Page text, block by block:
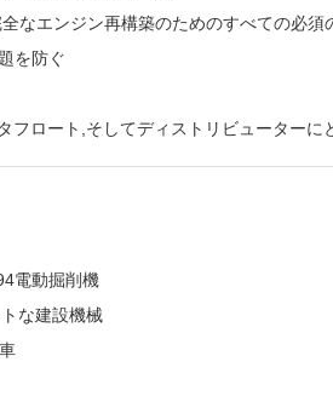
なエンジン再構築のためのすべての必須
を防ぐ
フロート,そしてディストリビューターに
電動掘削機
な建設機械